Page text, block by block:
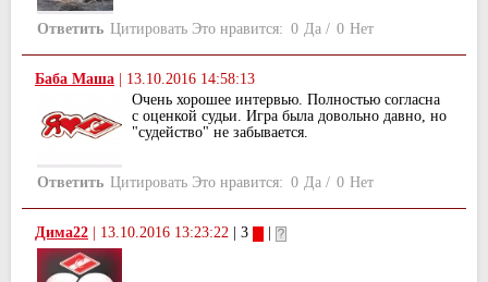
Ответить Цитировать Это нравится: 0 Да / 0 Нет
Баба Маша
13.10.2016 14:58:13
Очень хорошее интервью. Полностью согласна
с оценкой судьи. Игра была довольно давно, но
"судейство" не забывается.
Ответить Цитировать Это нравится: 0 Да / 0 Нет
Дима22 13.10.2016 13:23:22 | 3